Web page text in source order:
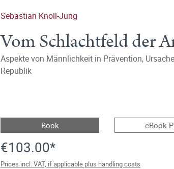
Sebastian Knoll-Jung
Vom Schlachtfeld der
Aspekte von Männlichkeit in Prävention,
Republik
Book eBook
€103.00*
Prices incl. VAT, if applicable plus handling costs